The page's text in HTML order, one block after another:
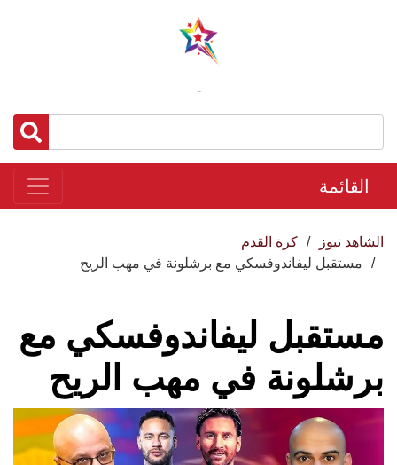
-
القائمة
الشاهد نيوز
كرة القدم
مستقبل ليفاندوفسكي مع برشلونة في مهب الريح
مستقبل ليفاندوفسكي مع
برشلونة في مهب الريح